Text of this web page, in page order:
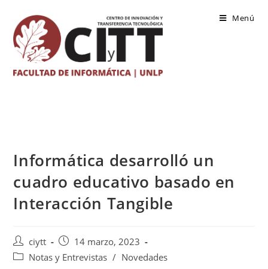
contenido
Menú
Informática desarrolló un
cuadro educativo basado en
Interacción Tangible
Autor
de
ciytt
Publicación
de
14 marzo, 2023
Categoría
Notas y Entrevistas / Novedades